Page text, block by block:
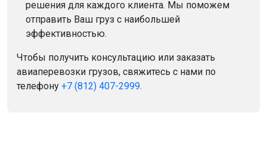
решения для каждого клиента. Мы поможем
отправить Ваш груз с наибольшей
эффективностью.
Чтобы получить консультацию или заказать
авиаперевозки грузов, свяжитесь с нами по
телефону +7 (812) 407-2999.